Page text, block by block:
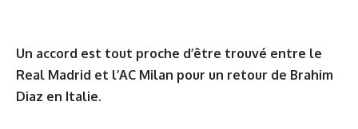
Un accord est tout proche d’être trouvé entre le
Real Madrid et l’AC Milan pour un retour de Brahim
Diaz en Italie.